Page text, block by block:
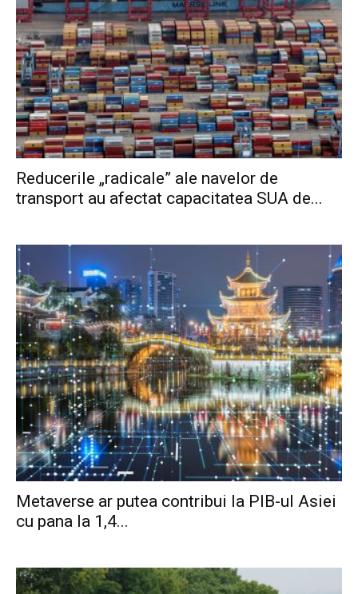
Reducerile „radicale” ale navelor de
transport au afectat capacitatea SUA de...
Metaverse ar putea contribui la PIB-ul Asiei
cu pana la 1,4...